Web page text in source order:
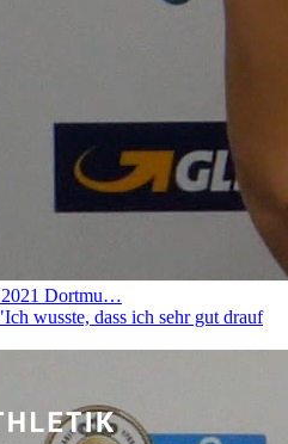
Dortmu…
wusste, dass ich sehr gut drauf